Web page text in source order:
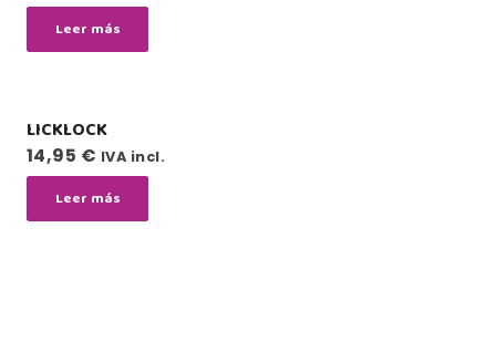
Leer más
LICKLOCK
14,95 € IVA incl.
Leer más